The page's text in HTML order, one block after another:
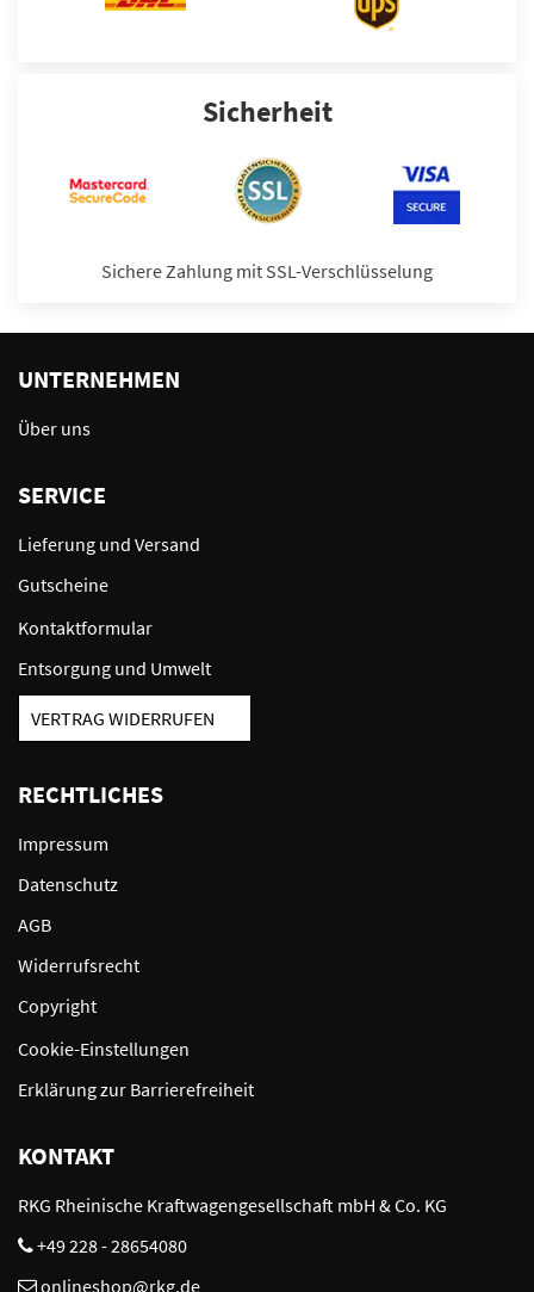
Sicherheit
Sichere Zahlung mit SSL-Verschlüsselung
UNTERNEHMEN
Über uns
SERVICE
Lieferung und Versand
Gutscheine
Kontaktformular
Entsorgung und Umwelt
VERTRAG WIDERRUFEN
RECHTLICHES
Impressum
Datenschutz
AGB
Widerrufsrecht
Copyright
Cookie-Einstellungen
Erklärung zur Barrierefreiheit
KONTAKT
RKG Rheinische Kraftwagengesellschaft mbH & Co. KG
+49 228 - 28654080
onlineshop@rkg.de